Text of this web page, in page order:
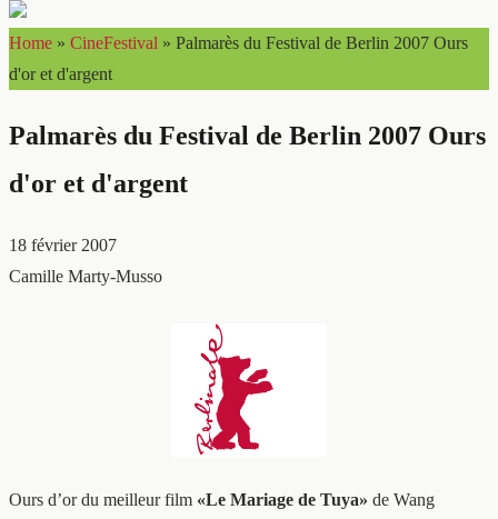
Home » CineFestival » Palmarès du Festival de Berlin 2007 Ours
d'or et d'argent
Palmarès du Festival de Berlin 2007 Ours
d'or et d'argent
18 février 2007
Camille Marty-Musso
Ours d’or du meilleur film «Le Mariage de Tuya» de Wang